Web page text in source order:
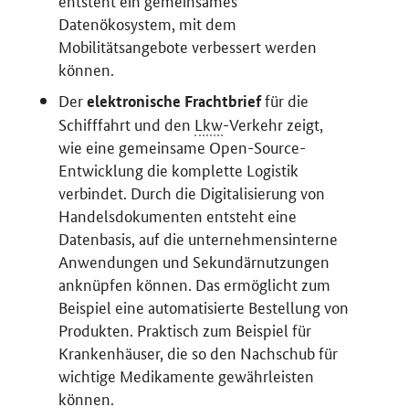
Datenökosystem, mit dem
Mobilitätsangebote verbessert werden
können.
Derelektronische Frachtbrieffür die
Schifffahrt und den Lkw-Verkehr zeigt,
wie eine gemeinsame Open-Source-
Entwicklung die komplette Logistik
verbindet. Durch die Digitalisierung von
Handelsdokumenten entsteht eine
Datenbasis, auf die unternehmensinterne
Anwendungen und Sekundärnutzungen
anknüpfen können. Das ermöglicht zum
Beispiel eine automatisierte Bestellung von
Produkten. Praktisch zum Beispiel für
Krankenhäuser, die so den Nachschub für
wichtige Medikamente gewährleisten
können.